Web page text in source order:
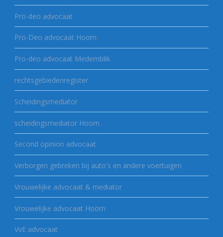
Pro-deo advocaat
Pro-Deo advocaat Hoorn
Pro-deo advocaat Medemblik
rechtsgebiedenregister
Scheidingsmediator
scheidingsmediator Hoorn
Second opinion advocaat
Verborgen gebreken bij auto's en andere voertuigen
Vrouwelijke advocaat & mediator
Vrouwelijke advocaat Hoorn
VvE advocaat